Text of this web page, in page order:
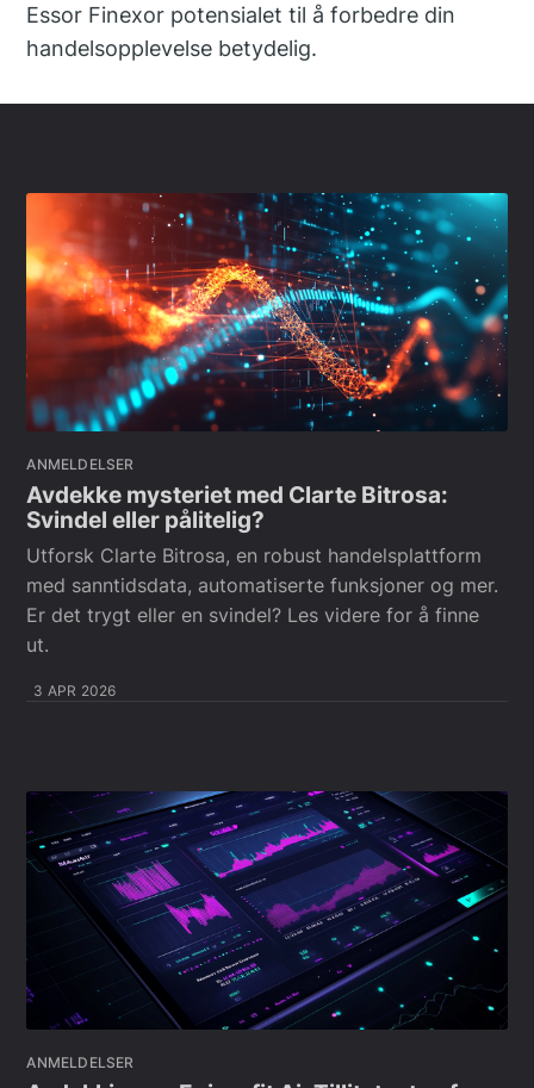
Essor Finexor potensialet til å forbedre din
handelsopplevelse betydelig.
ANMELDELSER
Avdekke mysteriet med Clarte Bitrosa:
Svindel eller pålitelig?
Utforsk Clarte Bitrosa, en robust handelsplattform
med sanntidsdata, automatiserte funksjoner og mer.
Er det trygt eller en svindel? Les videre for å finne
ut.
3 APR 2026
ANMELDELSER